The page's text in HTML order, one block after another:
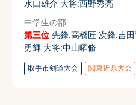
水口雄介 大将:西野秀亮
中学生の部
第三位 先鋒:高橋匠 次鋒:吉
勇輝 大将:中山曜脩
取手市剣道大会 関東近県大会